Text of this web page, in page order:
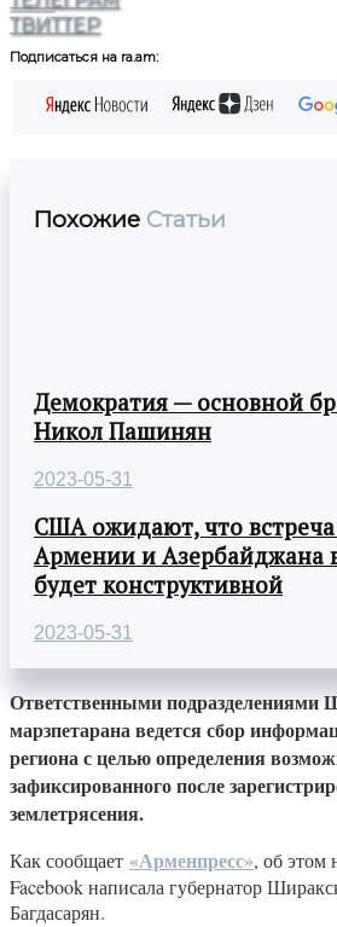
ТВИТТЕР
Подписаться на ra.am:
Похожие Статьи
Демократия — основной
Никол Пашинян
2023-05-31
США ожидают, что
Армении и Азербайджана
будет конструктивной
2023-05-31
Ответственными подразделениями
марзпетарана ведется сбор
региона с целью определения
зафиксированного после
землетрясения.
Как сообщает «Арменпресс», об этом
Facebook написала губернатор
Багдасарян.